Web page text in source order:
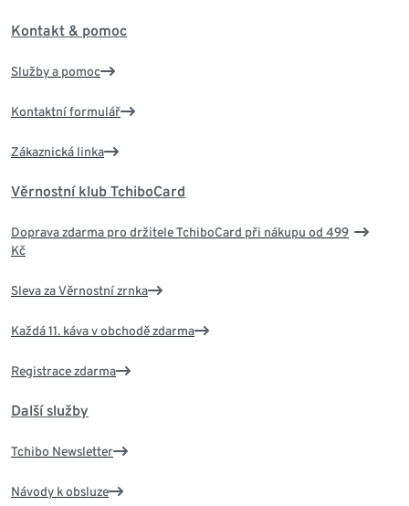
Kontakt & pomoc
Služby a pomoc
Kontaktní formulář
Zákaznická linka
Věrnostní klub TchiboCard
Doprava zdarma pro držitele TchiboCard při nákupu od 499
Kč
Sleva za Věrnostní zrnka
Každá 11. káva v obchodě zdarma
Registrace zdarma
Další služby
Tchibo Newsletter
Návody k obsluze